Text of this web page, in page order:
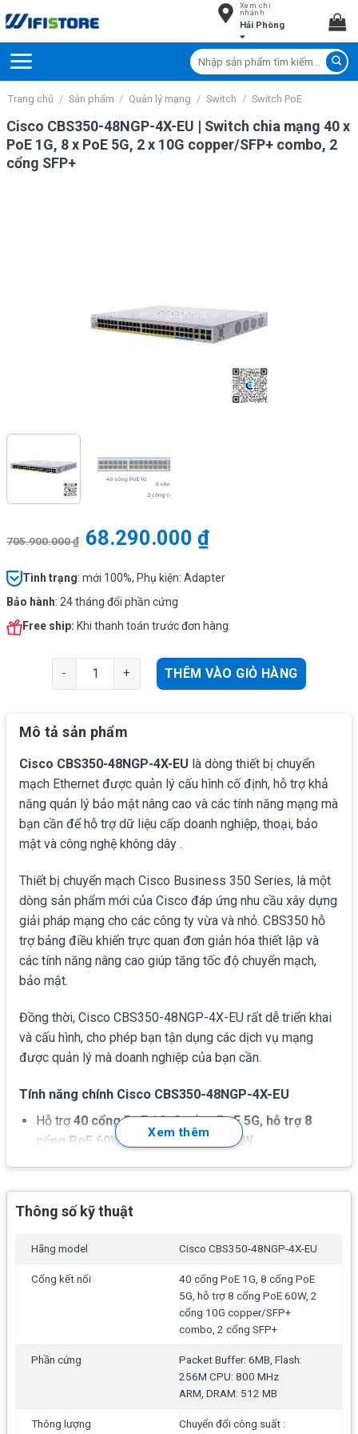
to
Xem chi
nhánh
Hải Phòng
Tìm
kiếm:
Trang chủ / Sản phẩm / Quản lý mạng / Switch / Switch PoE
Cisco CBS350-48NGP-4X-EU | Switch chia mạng 40 x
PoE 1G, 8 x PoE 5G, 2 x 10G copper/SFP+ combo, 2
cổng SFP+
705.900.000₫ 68.290.000₫
Tình trạng: mới 100%, Phụ kiện: Adapter
Bảo hành: 24 tháng đổi phần cứng
Free ship: Khi thanh toán trước đơn hàng.
Cisco CBS350-48NGP-4X-EU | Switch chia mạng 40 x
THÊM VÀO GIỎ HÀNG
Mô tả sản phẩm
Cisco CBS350-48NGP-4X-EU là dòng thiết bị chuyển
mạch Ethernet được quản lý cấu hình cố định, hỗ trợ khả
năng quản lý bảo mật nâng cao và các tính năng mạng mà
bạn cần để hỗ trợ dữ liệu cấp doanh nghiệp, thoại, bảo
mật và công nghệ không dây .
Thiết bị chuyển mạch Cisco Business 350 Series, là một
dòng sản phẩm mới của Cisco đáp ứng nhu cầu xây dựng
giải pháp mạng cho các công ty vừa và nhỏ. CBS350 hỗ
trợ bảng điều khiển trực quan đơn giản hóa thiết lập và
các tính năng nâng cao giúp tăng tốc độ chuyển mạch,
bảo mật.
Đồng thời, Cisco CBS350-48NGP-4X-EU rất dễ triển khai
và cấu hình, cho phép bạn tận dụng các dịch vụ mạng
được quản lý mà doanh nghiệp của bạn cần.
Tính năng chính Cisco CBS350-48NGP-4X-EU
Hỗ trợ40 cổng PoE 1G, 8 cổng PoE 5G, hỗ trợ 8
cổng PoE 60W, tổng công suất 740W
2 cổng 10G copper/SFP+ combo, 2 cổng SFP+
Switching capacity:240Gbps.
Tỷ lệ chuyển tiếp:
Bảng địa chỉ MAC:
16K addresses
Packet Buffer:
DRAM:512 MB
Tính năng Layer 2 Switching: • Spanning Tree Protocol
(STP) • Port grouping/Link Aggregation Control Protocol
(LACP) • VLAN • Voice VLAN • Multicast TV VLAN • VLAN
Translation • Q-in-Q • Selective Q-in-Q • Generic VLAN
Xem thêm
Thông số kỹ thuật
Hãng model Cisco CBS350-48NGP-4X-EU
Cổng kết nối
40 cổng PoE 1G, 8 cổng PoE
5G, hỗ trợ 8 cổng PoE 60W, 2
cổng 10G copper/SFP+
combo, 2 cổng SFP+
Phần cứng
Packet Buffer: 6MB, Flash:
256M CPU: 800 MHz
ARM, DRAM: 512 MB
Thông lượng
Chuyển đổi công suất :